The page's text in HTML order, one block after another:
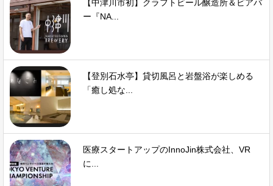
【中津川市初】クラフトビール醸造所＆ビアバ
ー『NA...
【登別石水亭】貸切風呂と岩盤浴が楽しめる
「癒し処な...
医療スタートアップのInnoJin株式会社、VR
に...